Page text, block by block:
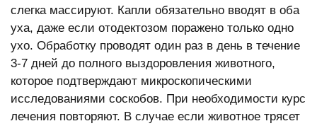
слегка массируют. Капли обязательно вводят в оба
уха, даже если отодектозом поражено только одно
ухо. Обработку проводят один раз в день в течение
3-7 дней до полного выздоровления животного,
которое подтверждают микроскопическими
исследованиями соскобов. При необходимости курс
лечения повторяют. В случае если животное трясет